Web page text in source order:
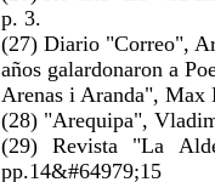
p. 3.
(27) Diario "Correo",
años galardonaron a
Arenas i Aranda", Max
(28) "Arequipa",
(29) Revista "La
pp.14&#64979;15